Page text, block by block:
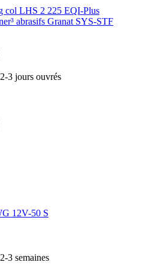
col LHS 2 225 EQI-Plus
abrasifs Granat SYS-STF
3 jours ouvrés
12V-50 S
3 semaines